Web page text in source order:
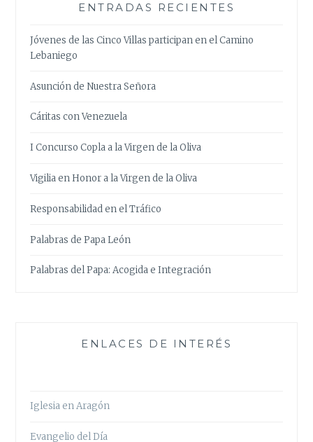
ENTRADAS RECIENTES
Jóvenes de las Cinco Villas participan en el Camino
Lebaniego
Asunción de Nuestra Señora
Cáritas con Venezuela
I Concurso Copla a la Virgen de la Oliva
Vigilia en Honor a la Virgen de la Oliva
Responsabilidad en el Tráfico
Palabras de Papa León
Palabras del Papa: Acogida e Integración
ENLACES DE INTERÉS
Iglesia en Aragón
Evangelio del Día